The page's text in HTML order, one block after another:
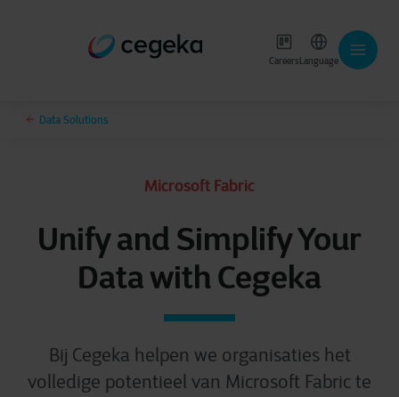
CareersLanguage
Data Solutions
Microsoft Fabric
Unify and Simplify Your
Data with Cegeka
Bij Cegeka helpen we organisaties het
volledige potentieel van Microsoft Fabric te